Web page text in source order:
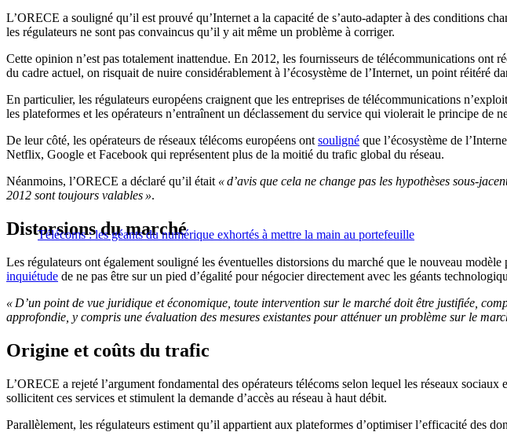
L’ORECE a souligné qu’il est prouvé qu’Internet a la capacité de s’auto-adapter à des conditions
les régulateurs ne sont pas convaincus qu’il y ait même un problème à corriger.
Cette opinion n’est pas totalement inattendue. En 2012, les fournisseurs de télécommunications ont
du cadre actuel, on risquait de nuire considérablement à l’écosystème de l’Internet, un point réitéré
En particulier, les régulateurs européens craignent que les entreprises de télécommunications
les plateformes et les opérateurs n’entraînent un déclassement du service qui violerait le principe de
De leur côté, les opérateurs de réseaux télécoms européens ont souligné que l’écosystème de
Netflix, Google et Facebook qui représentent plus de la moitié du trafic global du réseau.
Néanmoins, l’ORECE a déclaré qu’il était « d’avis que cela ne change pas les hypothèses sous-
2012 sont toujours valables ».
Télécoms : les géants du numérique exhortés à mettre la main au portefeuille
Distorsions du marché
Les régulateurs ont également souligné les éventuelles distorsions du marché que le nouveau
inquiétude de ne pas être sur un pied d’égalité pour négocier directement avec les géants
« D’un point de vue juridique et économique, toute intervention sur le marché doit être justifiée,
approfondie, y compris une évaluation des mesures existantes pour atténuer un problème sur le
Origine et coûts du trafic
L’ORECE a rejeté l’argument fondamental des opérateurs télécoms selon lequel les réseaux
sollicitent ces services et stimulent la demande d’accès au réseau à haut débit.
Parallèlement, les régulateurs estiment qu’il appartient aux plateformes d’optimiser l’efficacité des